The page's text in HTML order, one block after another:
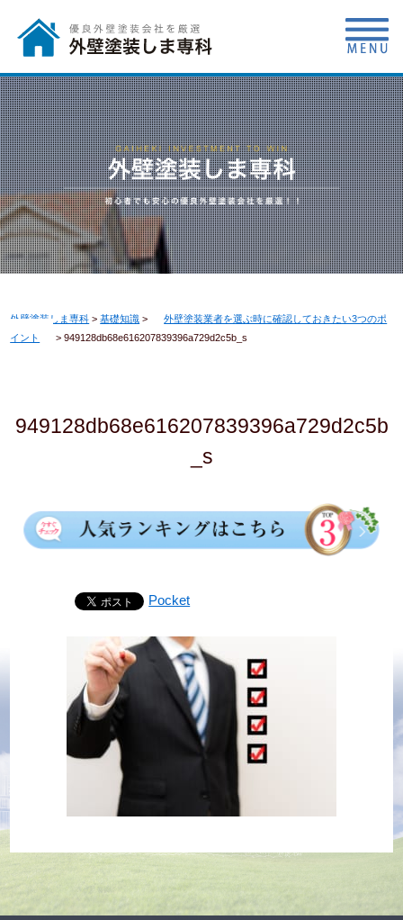
外壁塗装しま専科 >基礎知識 >
外壁塗装業者を選ぶ時に確認しておきたい3つのポ
イント
>949128db68e616207839396a729d2c5b_s
949128db68e616207839396a729d2c5b
_s
Pocket